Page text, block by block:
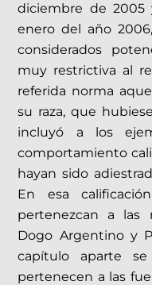
diciembre de
enero del año
considerados
muy restrictiva al
referida norma
su raza, que
incluyó a los
comportamiento
hayan sido
En esa
pertenezcan a las
Dogo Argentino y
capítulo aparte
pertenecen a las